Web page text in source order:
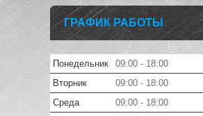
ГРАФИК РАБОТЫ
Понедельник 09:00
18:00
Вторник
09:00
18:00
Среда
09:00
18:00